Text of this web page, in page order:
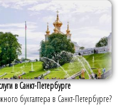
в Санкт-Петербурге
бухгалтера в Санкт-Петербурге?